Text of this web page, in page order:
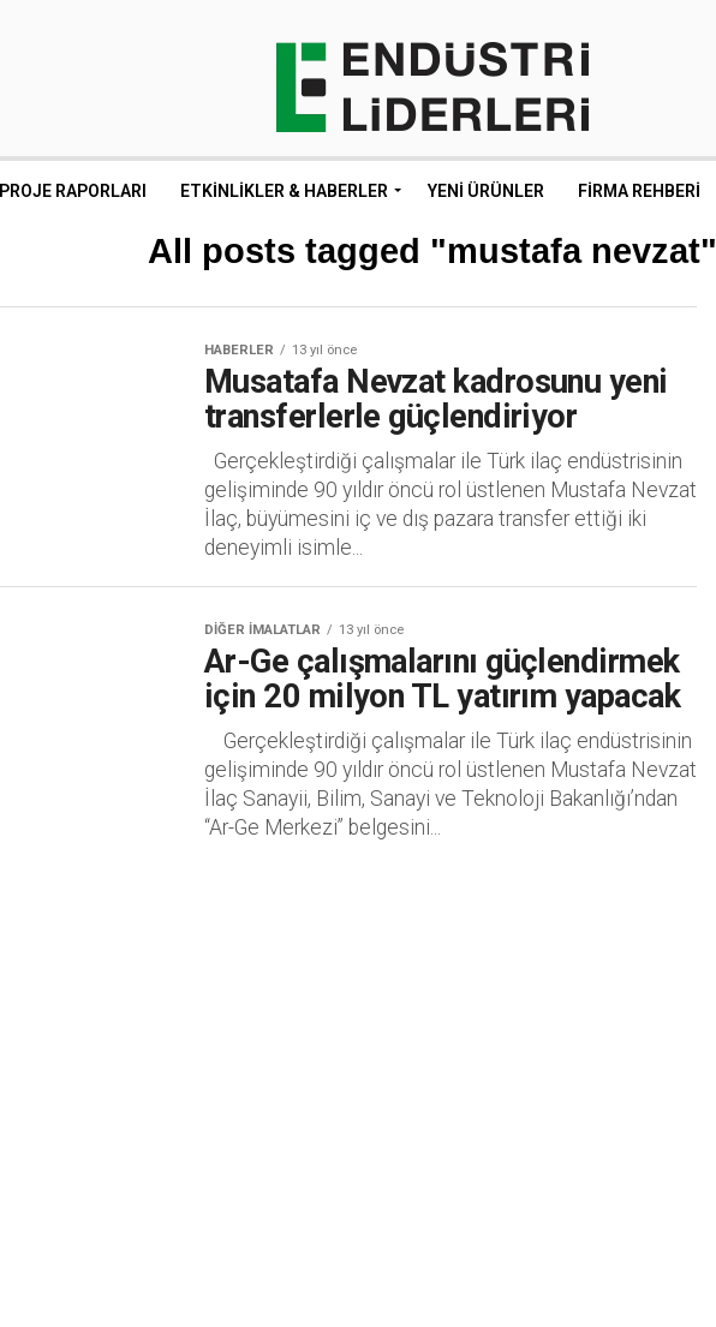
PROJE RAPORLARI ETKINLIKLER & HABERLER YENI ÜRÜNLER FIRMA REHBERI
All posts tagged "mustafa nevzat"
HABERLER 13 yıl önce
Musatafa Nevzat kadrosunu yeni
transferlerle güçlendiriyor
Gerçekleştirdiği çalışmalar ile Türk ilaç endüstrisinin
gelişiminde 90 yıldır öncü rol üstlenen Mustafa Nevzat
İlaç, büyümesini iç ve dış pazara transfer ettiği iki
deneyimli isimle...
DIĞER İMALATLAR 13 yıl önce
Ar-Ge çalışmalarını güçlendirmek
için 20 milyon TL yatırım yapacak
Gerçekleştirdiği çalışmalar ile Türk ilaç endüstrisinin
gelişiminde 90 yıldır öncü rol üstlenen Mustafa Nevzat
İlaç Sanayii, Bilim, Sanayi ve Teknoloji Bakanlığı’ndan
“Ar-Ge Merkezi” belgesini...